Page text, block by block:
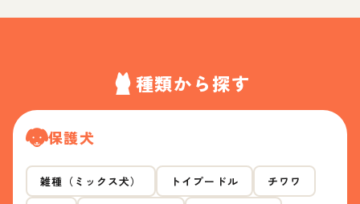
種類から探す
保護犬
雑種（ミックス犬） トイプードル チワワ